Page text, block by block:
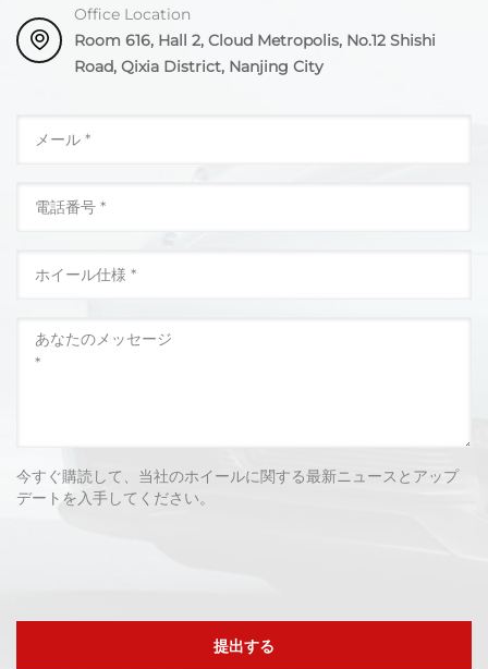
Office Location
Room 616, Hall 2, Cloud Metropolis, No.12 Shishi
Road, Qixia District, Nanjing City
今すぐ購読して、当社のホイールに関する最新ニュースとアップ
デートを入手してください。
提出する